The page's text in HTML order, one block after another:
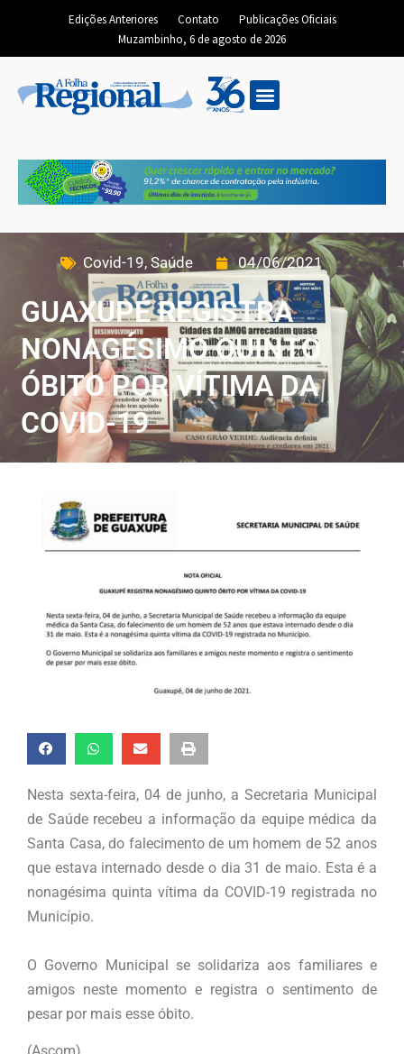
Edições Anteriores Contato
Publicações Oficiais
Muzambinho, 6 de agosto de 2026
Covid-19,Saúde 04/06/2021
GUAXUPÉ REGISTRA
NONAGÉSIMO QUINTO
ÓBITO POR VÍTIMA DA
COVID-19
Nesta sexta-feira, 04 de junho, a Secretaria Municipal
de Saúde recebeu a informação da equipe médica da
Santa Casa, do falecimento de um homem de 52 anos
que estava internado desde o dia 31 de maio. Esta é a
nonagésima quinta vítima da COVID-19 registrada no
Município.
O Governo Municipal se solidariza aos familiares e
amigos neste momento e registra o sentimento de
pesar por mais esse óbito.